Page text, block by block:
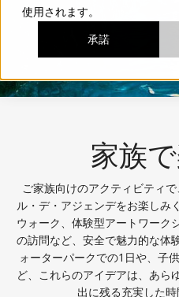
使用されます。
承諾
家族
ご家族向けのアクティビティ
ル・デ・アジェンデをお楽しみ
ウォーク、体験型アートワーク
の訪問など、安全で魅力的な体
ォーターパークでの1日や、子
ど、これらのアイデアは、あら
出に残る充実した時